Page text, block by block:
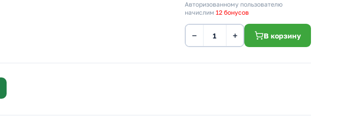
Авторизованному пользователю
начислим 12 бонусов
− + В корзину